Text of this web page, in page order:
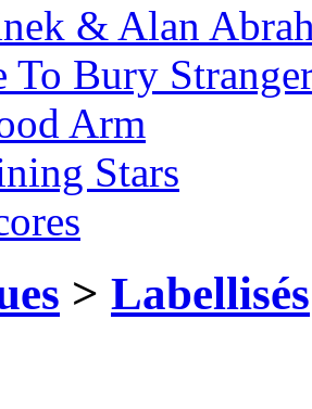
& Alan
To Bury
Arm
Stars
> Labellisés